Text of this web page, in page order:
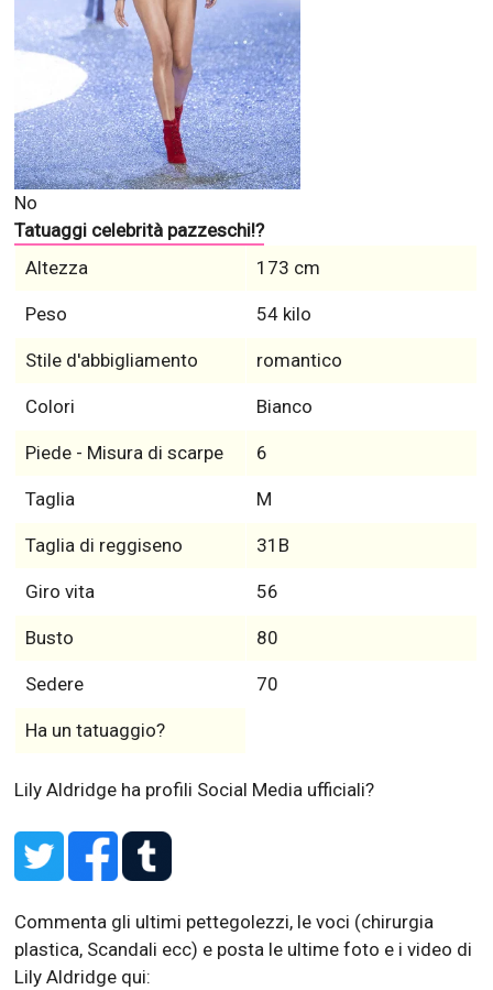
No
Tatuaggi celebrità pazzeschi!?
Altezza
173 cm
Peso 54 kilo
Stile d'abbigliamento romantico
Colori Bianco
Piede - Misura di scarpe 6
Taglia M
Taglia di reggiseno 31B
Giro vita 56
Busto 80
Sedere 70
Ha un tatuaggio?
Lily Aldridge ha profili Social Media ufficiali?
Commenta gli ultimi pettegolezzi, le voci (chirurgia
plastica, Scandali ecc) e posta le ultime foto e i video di
Lily Aldridge qui: